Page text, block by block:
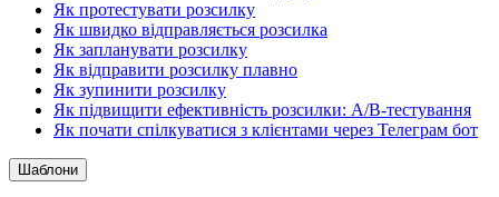
Як протестувати розсилку
Як швидко відправляється розсилка
Як запланувати розсилку
Як відправити розсилку плавно
Як зупинити розсилку
Як підвищити ефективність розсилки: A/B-тестування
Як почати спілкуватися з клієнтами через Телеграм бот
Шаблони